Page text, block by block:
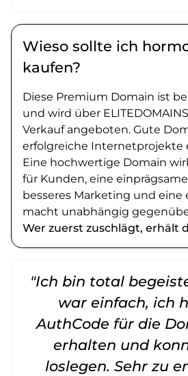
Wieso sollte ich
kaufen?
Diese Premium Domain ist
und wird über
Verkauf angeboten. Gute
erfolgreiche Internetprojekte
Eine hochwertige Domain
für Kunden, eine
besseres Marketing und eine
macht unabhängig
Wer zuerst zuschlägt, erhält
"Ich bin total
war einfach, ich
AuthCode für die
erhalten und
loslegen. Sehr zu